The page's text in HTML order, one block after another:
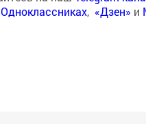
Одноклассниках, «Дзен» и